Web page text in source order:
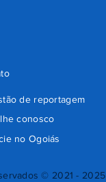
© 2021 - 2025
de reportagem
conosco
no Ogoiás